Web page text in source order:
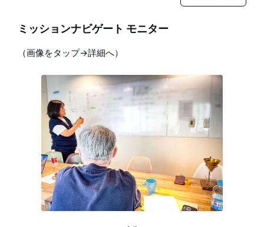
ミッションナビゲート モニター
（画像をタップ→詳細へ）